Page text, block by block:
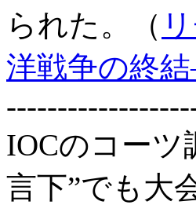
られた。（
洋戦争の終
IOCのコーツ
言下”でも大